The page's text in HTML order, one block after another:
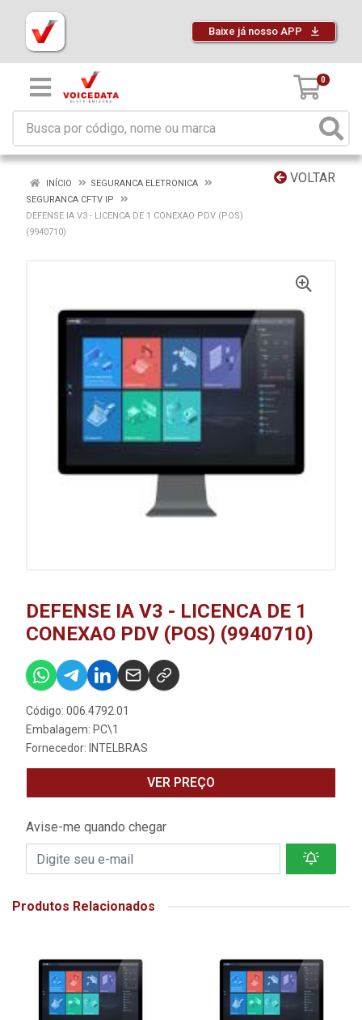
Baixe já nosso APP
0
VOLTAR
INÍCIO
SEGURANCA ELETRONICA
SEGURANCA CFTV IP
DEFENSE IA V3 - LICENCA DE 1 CONEXAO PDV (POS)
(9940710)
DEFENSE IA V3 - LICENCA DE 1
CONEXAO PDV (POS) (9940710)
Código: 006.4792.01
Embalagem: PC\1
Fornecedor: INTELBRAS
VER PREÇO
Avise-me quando chegar
Produtos Relacionados